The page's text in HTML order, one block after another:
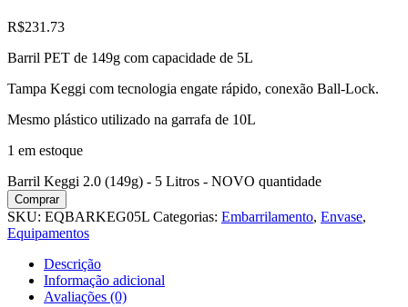
R$231.73
Barril PET de 149g com capacidade de 5L
Tampa Keggi com tecnologia engate rápido, conexão Ball-Lock.
Mesmo plástico utilizado na garrafa de 10L
1 em estoque
Barril Keggi 2.0 (149g) - 5 Litros - NOVO quantidade
Comprar
SKU: EQBARKEG05L Categorias: Embarrilamento, Envase,
Equipamentos
Descrição
Informação adicional
Avaliações (0)